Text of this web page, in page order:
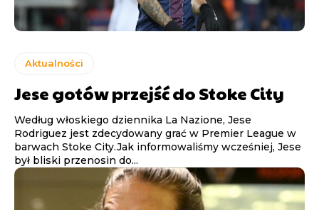
Aktualności
Jese gotów przejść do Stoke City
Według włoskiego dziennika La Nazione, Jese
Rodriguez jest zdecydowany grać w Premier League w
barwach Stoke City.Jak informowaliśmy wcześniej, Jese
był bliski przenosin do...